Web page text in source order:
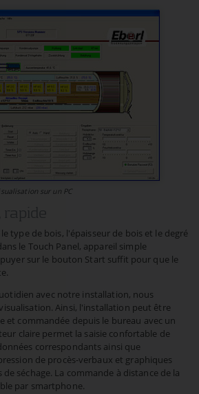
sur un PC
type de bois, l'épaisseur de bois et le degré
le Touch Panel, appareil simple
sur le bouton Start suffit pour que le
avec notre installation, nous
Ainsi, l'installation peut être
et commandée depuis le bureau avec un
claire permet la saisie confortable de
correspondants ainsi que
de procès-verbaux et graphiques
séchage. La commande à distance de la
par smartphone.